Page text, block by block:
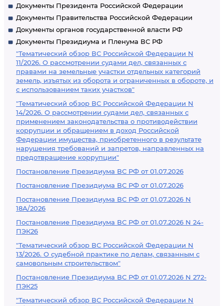
Документы Президента Российской Федерации
Документы Правительства Российской Федерации
Документы органов государственной власти РФ
Документы Президиума и Пленума ВС РФ
"Тематический обзор ВС Российской Федерации N
11/2026. О рассмотрении судами дел, связанных с
правами на земельные участки отдельных категорий
земель, изъятых из оборота и ограниченных в обороте, и
с использованием таких участков"
"Тематический обзор ВС Российской Федерации N
14/2026. О рассмотрении судами дел, связанных с
применением законодательства о противодействии
коррупции и обращением в доход Российской
Федерации имущества, приобретенного в результате
нарушения требований и запретов, направленных на
предотвращение коррупции"
Постановление Президиума ВС РФ от 01.07.2026
Постановление Президиума ВС РФ от 01.07.2026
Постановление Президиума ВС РФ от 01.07.2026 N
18А/2026
Постановление Президиума ВС РФ от 01.07.2026 N 24-
ПЭК26
"Тематический обзор ВС Российской Федерации N
13/2026. О судебной практике по делам, связанным с
самовольным строительством"
Постановление Президиума ВС РФ от 01.07.2026 N 272-
ПЭК25
"Тематический обзор ВС Российской Федерации N